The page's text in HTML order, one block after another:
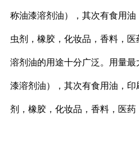
称油漆溶剂油），其次有食用
虫剂，橡胶，化妆品，香料，医
溶剂油的用途十分广泛。用量
漆溶剂油），其次有食用油，
剂，橡胶，化妆品，香料，医药